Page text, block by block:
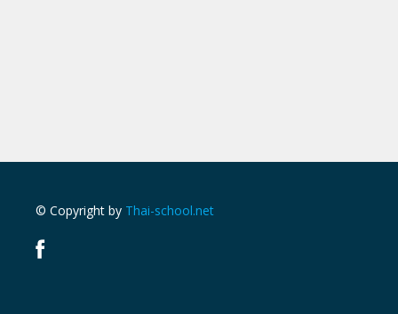
© Copyright by Thai-school.net